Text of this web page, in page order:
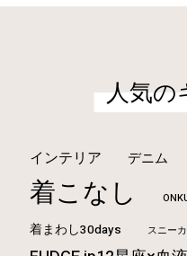
人気の
インテリア デニム
着こなし
着まわし30days スニー